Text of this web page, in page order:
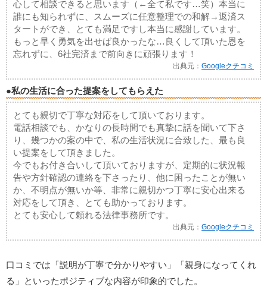
心して相談できると思います（←全て私です…笑）本当に
誰にも知られずに、スムーズに任意整理での和解→返済ス
タートができ、とても満足ですし本当に感謝しています。
もっと早く勇気を出せば良かったな…良くして頂いた恩を
忘れずに、6社完済まで前向きに頑張ります！
出典元：Googleクチコミ
●私の生活に合った提案をしてもらえた
とても親切で丁寧な対応をして頂いております。
電話相談でも、かなりの長時間でも真摯に話を聞いて下さ
り、幾つかの案の中で、私の生活状況に合致した、最も良
い提案をして頂きました。
今でもお付き合いして頂いておりますが、定期的に状況報
告や方針確認の連絡を下さったり、他に困ったことが無い
か、不明点が無いか等、非常に親切かつ丁寧に安心出来る
対応をして頂き、とても助かっております。
とても安心して頼れる法律事務所です。
出典元：Googleクチコミ
口コミでは「説明が丁寧で分かりやすい」「親身になってくれ
る」といったポジティブな内容が印象的でした。